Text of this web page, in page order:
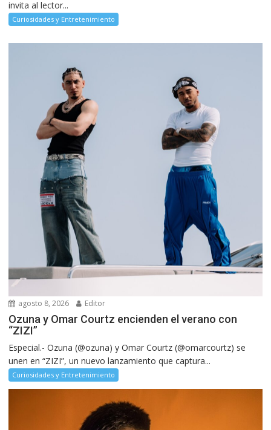
invita al lector...
Curiosidades y Entretenimiento
agosto 8, 2026 Editor
Ozuna y Omar Courtz encienden el verano con
“ZIZI”
Especial.- Ozuna (@ozuna) y Omar Courtz (@omarcourtz) se
unen en “ZIZI”, un nuevo lanzamiento que captura...
Curiosidades y Entretenimiento